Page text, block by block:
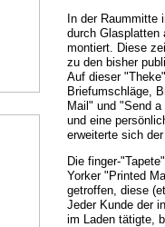
In der
durch Glasplatten
montiert. Diese
zu den bisher
Auf dieser
Briefumschläge,
Mail" und "Send
und eine
erweiterte sich
Die finger-
Yorker "Printed
getroffen, diese
Jeder Kunde der
im Laden tätigte,